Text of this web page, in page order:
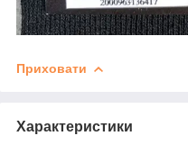
Приховати
Характеристики